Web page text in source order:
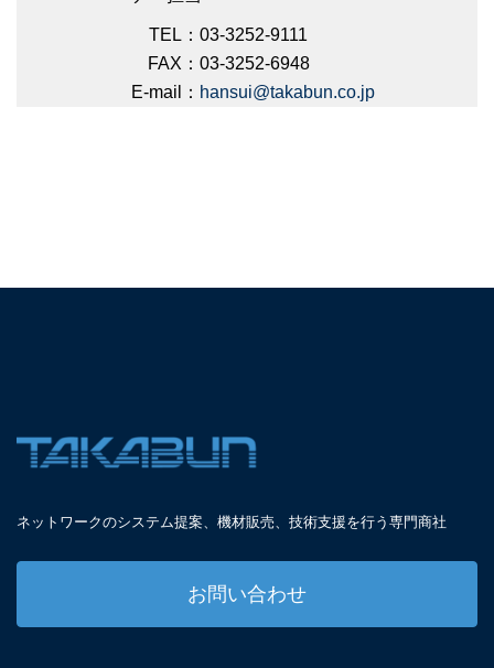
TEL： 03-3252-9111
FAX： 03-3252-6948
E-mail： hansui@takabun.co.jp
ネットワークのシステム提案、 機材販売、技術支援を行う専門商社
お問い合わせ